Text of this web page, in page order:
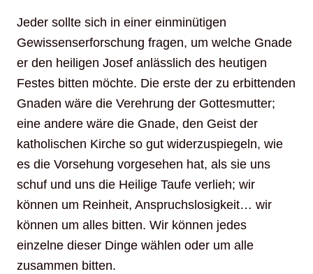
Jeder sollte sich in einer einminütigen
Gewissenserforschung fragen, um welche Gnade
er den heiligen Josef anlässlich des heutigen
Festes bitten möchte. Die erste der zu erbittenden
Gnaden wäre die Verehrung der Gottesmutter;
eine andere wäre die Gnade, den Geist der
katholischen Kirche so gut widerzuspiegeln, wie
es die Vorsehung vorgesehen hat, als sie uns
schuf und uns die Heilige Taufe verlieh; wir
können um Reinheit, Anspruchslosigkeit… wir
können um alles bitten. Wir können jedes
einzelne dieser Dinge wählen oder um alle
zusammen bitten.